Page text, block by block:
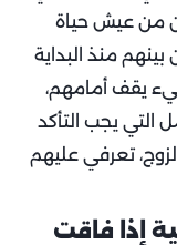
من عيش حياة
منذ البداية
يقف أمامهم،
التي يجب التأكد
تعرفي عليهم
إذا فاقت